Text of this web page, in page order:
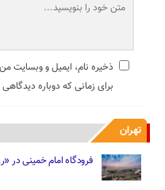
ذخیره نام، ایمیل و وبسایت
برای زمانی که دوباره
تهران
فرودگاه امام خمینی در